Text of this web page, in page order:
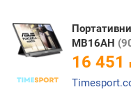
MB16AH
16 451